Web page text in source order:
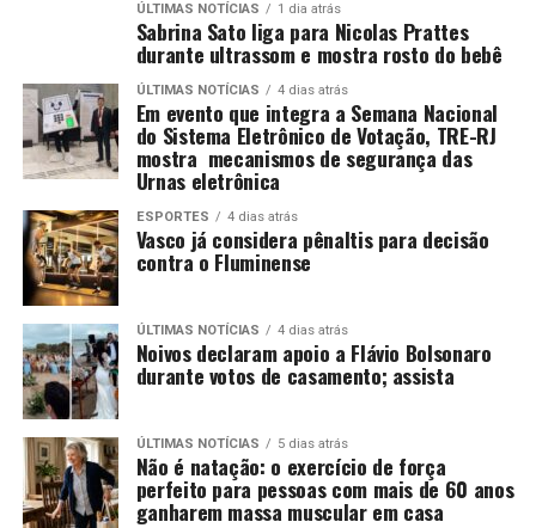
ÚLTIMAS NOTÍCIAS 1 dia atrás
Sabrina Sato liga para Nicolas Prattes
durante ultrassom e mostra rosto do bebê
ÚLTIMAS NOTÍCIAS 4 dias atrás
Em evento que integra a Semana Nacional
do Sistema Eletrônico de Votação, TRE-RJ
mostra mecanismos de segurança das
Urnas eletrônica
ESPORTES 4 dias atrás
Vasco já considera pênaltis para decisão
contra o Fluminense
ÚLTIMAS NOTÍCIAS 4 dias atrás
Noivos declaram apoio a Flávio Bolsonaro
durante votos de casamento; assista
ÚLTIMAS NOTÍCIAS 5 dias atrás
Não é natação: o exercício de força
perfeito para pessoas com mais de 60 anos
ganharem massa muscular em casa